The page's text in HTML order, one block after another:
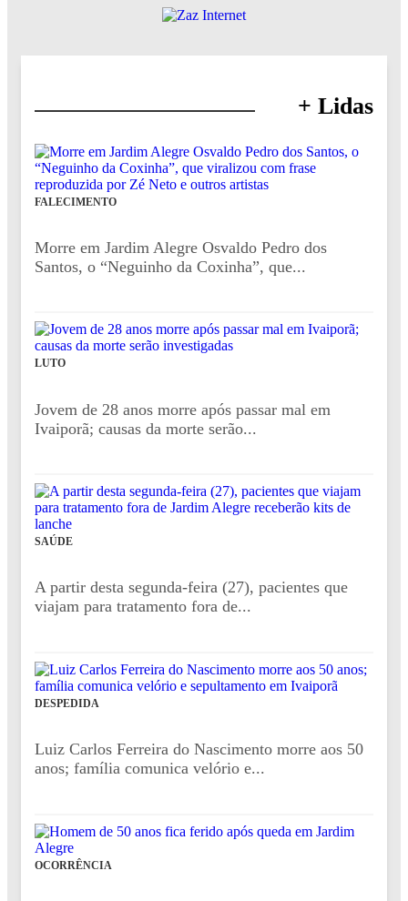
+ Lidas
FALECIMENTO
Morre em Jardim Alegre Osvaldo Pedro dos
Santos, o “Neguinho da Coxinha”, que...
LUTO
Jovem de 28 anos morre após passar mal em
Ivaiporã; causas da morte serão...
SAÚDE
A partir desta segunda-feira (27), pacientes que
viajam para tratamento fora de...
DESPEDIDA
Luiz Carlos Ferreira do Nascimento morre aos 50
anos; família comunica velório e...
OCORRÊNCIA